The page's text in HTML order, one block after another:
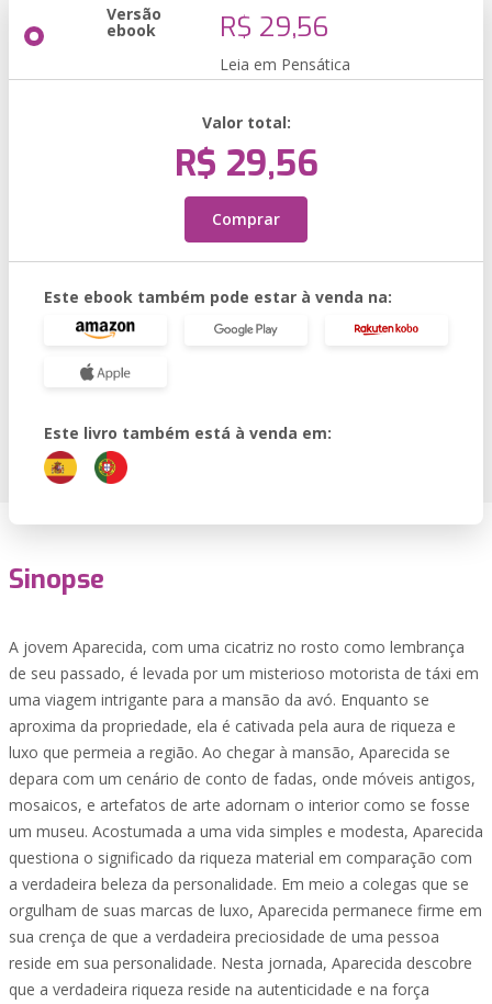
Versão
ebook R$ 29,56
Leia em Pensática
Valor total:
R$ 29,56
Comprar
Este ebook também pode estar à venda na:
Este livro também está à venda em:
Sinopse
A jovem Aparecida, com uma cicatriz no rosto como lembrança
de seu passado, é levada por um misterioso motorista de táxi em
uma viagem intrigante para a mansão da avó. Enquanto se
aproxima da propriedade, ela é cativada pela aura de riqueza e
luxo que permeia a região. Ao chegar à mansão, Aparecida se
depara com um cenário de conto de fadas, onde móveis antigos,
mosaicos, e artefatos de arte adornam o interior como se fosse
um museu. Acostumada a uma vida simples e modesta, Aparecida
questiona o significado da riqueza material em comparação com
a verdadeira beleza da personalidade. Em meio a colegas que se
orgulham de suas marcas de luxo, Aparecida permanece firme em
sua crença de que a verdadeira preciosidade de uma pessoa
reside em sua personalidade. Nesta jornada, Aparecida descobre
que a verdadeira riqueza reside na autenticidade e na força